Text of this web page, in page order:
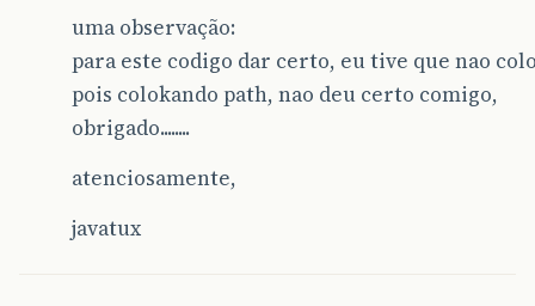
uma observação:
para este codigo dar certo, eu tive que nao
pois colokando path, nao deu certo comigo,
obrigado........
atenciosamente,
javatux